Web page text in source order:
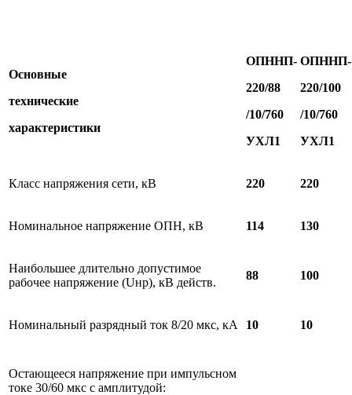
Основные
технические
характеристики
ОПННП-
220/88
/10/760
УХЛ1
ОПННП-
220/100
/10/760
УХЛ1
Класс напряжения сети, кВ 220 220
Номинальное напряжение ОПН, кВ 114 130
Наибольшее длительно допустимое
рабочее напряжение (Uнр), кВ действ.
88 100
Номинальный разрядный ток 8/20 мкс, кА 10 10
Остающееся напряжение при импульсном
токе 30/60 мкс с амплитудой: